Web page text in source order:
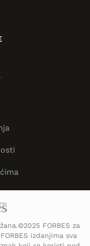
FORBES za
izdanjima sva